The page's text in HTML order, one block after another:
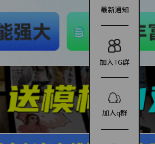
最新通知
加入TG群
加入q群